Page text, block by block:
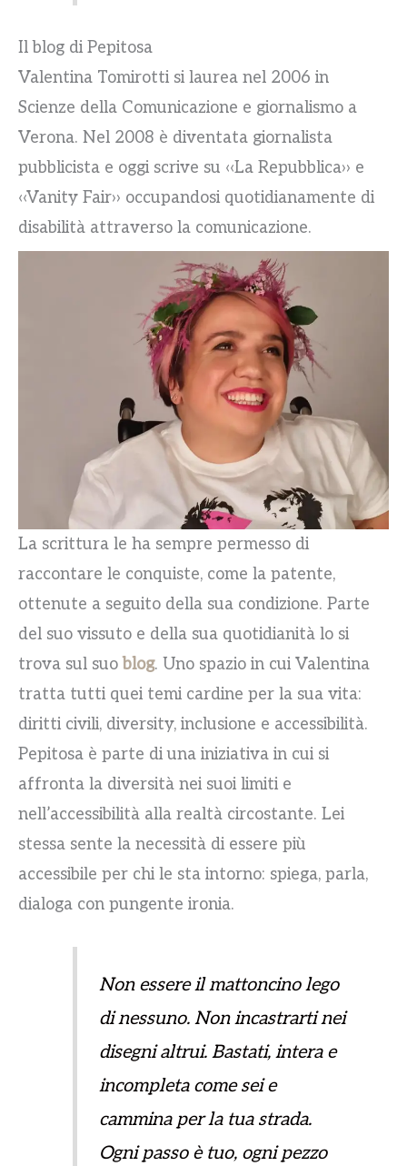
Il blog di Pepitosa
Valentina Tomirotti si laurea nel 2006 in
Scienze della Comunicazione e giornalismo a
Verona. Nel 2008 è diventata giornalista
pubblicista e oggi scrive su ‹‹La Repubblica›› e
‹‹Vanity Fair›› occupandosi quotidianamente di
disabilità attraverso la comunicazione.
La scrittura le ha sempre permesso di
raccontare le conquiste, come la patente,
ottenute a seguito della sua condizione. Parte
del suo vissuto e della sua quotidianità lo si
trova sul suoblog. Uno spazio in cui Valentina
tratta tutti quei temi cardine per la sua vita:
diritti civili, diversity, inclusione e accessibilità.
Pepitosa è parte di una iniziativa in cui si
affronta la diversità nei suoi limiti e
nell’accessibilità alla realtà circostante. Lei
stessa sente la necessità di essere più
accessibile per chi le sta intorno: spiega, parla,
dialoga con pungente ironia.
Non essere il mattoncino lego
di nessuno. Non incastrarti nei
disegni altrui. Bastati, intera e
incompleta come sei e
cammina per la tua strada.
Ogni passo è tuo, ogni pezzo